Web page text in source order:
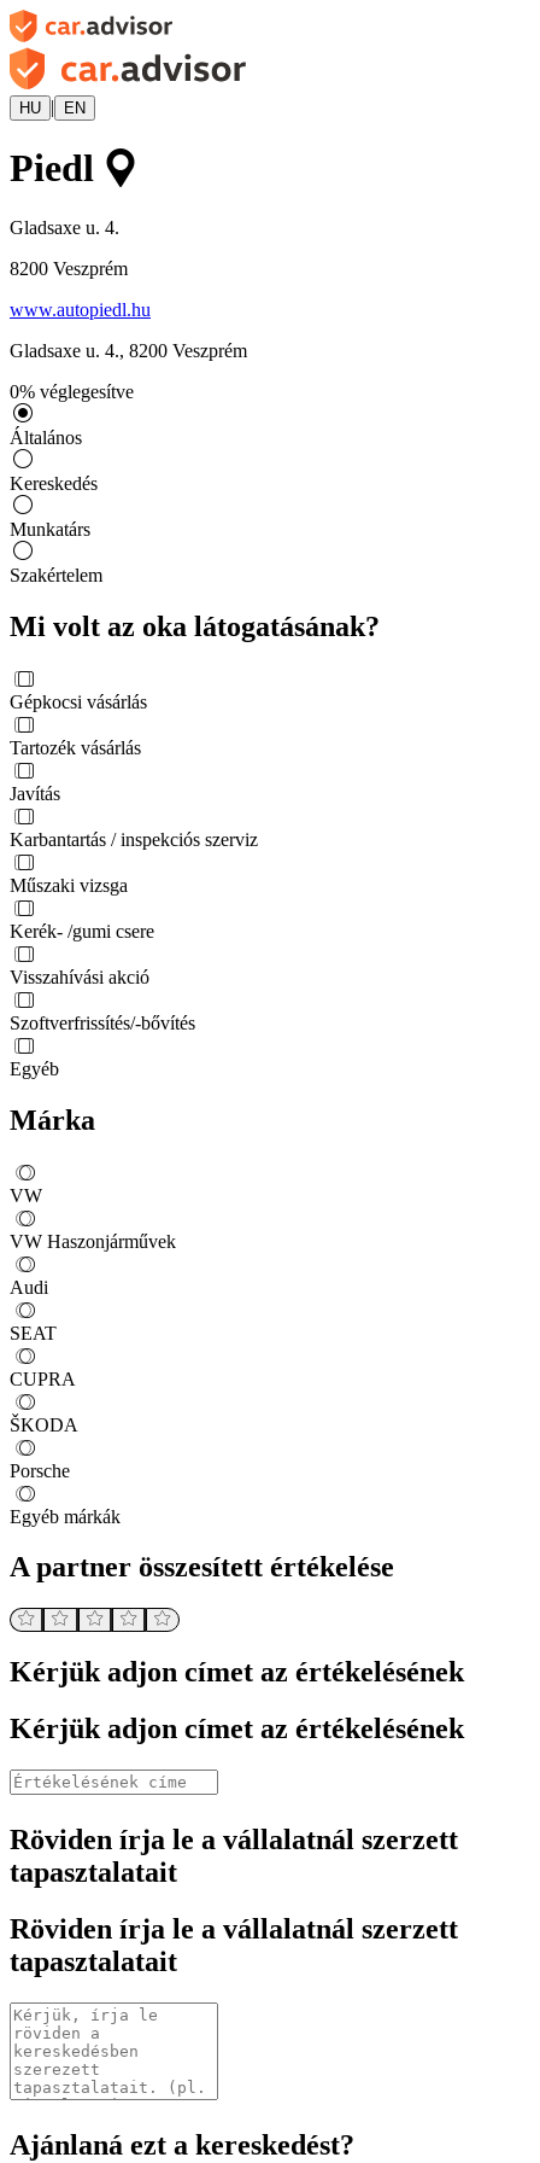
HU | EN
Piedl
Gladsaxe u. 4.
8200 Veszprém
www.autopiedl.hu
Gladsaxe u. 4., 8200 Veszprém
0% véglegesítve
Általános
Kereskedés
Munkatárs
Szakértelem
Mi volt az oka látogatásának?
Gépkocsi vásárlás
Tartozék vásárlás
Javítás
Karbantartás / inspekciós szerviz
Műszaki vizsga
Kerék- /gumi csere
Visszahívási akció
Szoftverfrissítés/-bővítés
Egyéb
Márka
VW
VW Haszonjárművek
Audi
SEAT
CUPRA
ŠKODA
Porsche
Egyéb márkák
A partner összesített értékelése
Kérjük adjon címet az értékelésének
Kérjük adjon címet az értékelésének
Röviden írja le a vállalatnál szerzett
tapasztalatait
Röviden írja le a vállalatnál szerzett
tapasztalatait
Ajánlaná ezt a kereskedést?